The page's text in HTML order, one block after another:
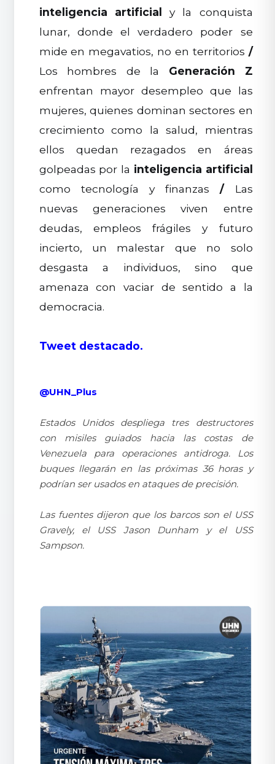
inteligencia artificial
y la conquista
lunar, donde el verdadero poder se
mide en megavatios, no en territorios /
Los hombres de la Generación Z
enfrentan mayor desempleo que las
mujeres, quienes dominan sectores en
crecimiento como la salud, mientras
ellos quedan rezagados en áreas
golpeadas por la inteligencia artificial
como tecnología y finanzas/Las
nuevas generaciones viven entre
deudas, empleos frágiles y futuro
incierto, un malestar que no solo
desgasta a individuos, sino que
amenaza con vaciar de sentido a la
democracia.
Tweet destacado.
@UHN_Plus
Estados Unidos despliega tres destructores
con misiles guiados hacia las costas de
Venezuela para operaciones antidroga. Los
buques llegarán en las próximas 36 horas y
podrían ser usados en ataques de precisión.
Las fuentes dijeron que los barcos son el USS
Gravely, el USS Jason Dunham y el USS
Sampson.